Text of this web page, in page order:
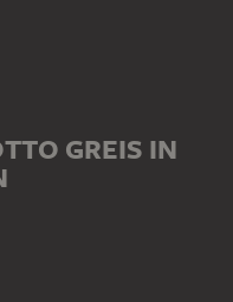
GREIS IN